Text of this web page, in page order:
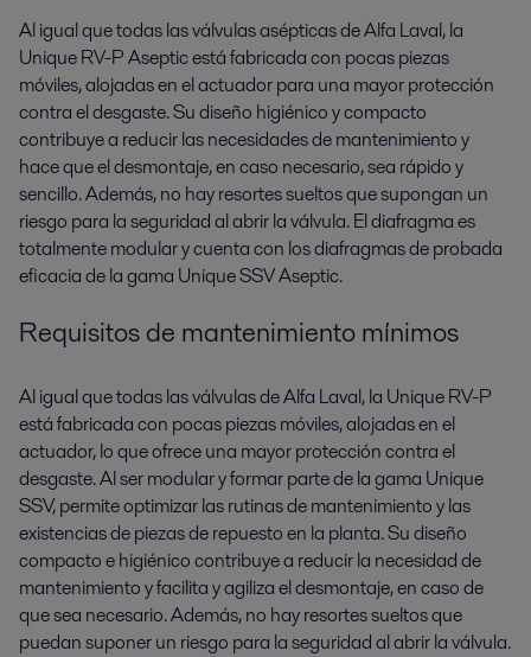
Al igual que todas las válvulas asépticas de Alfa Laval, la
Unique RV-P Aseptic está fabricada con pocas piezas
móviles, alojadas en el actuador para una mayor protección
contra el desgaste. Su diseño higiénico y compacto
contribuye a reducir las necesidades de mantenimiento y
hace que el desmontaje, en caso necesario, sea rápido y
sencillo. Además, no hay resortes sueltos que supongan un
riesgo para la seguridad al abrir la válvula. El diafragma es
totalmente modular y cuenta con los diafragmas de probada
eficacia de la gama Unique SSV Aseptic.
Requisitos de mantenimiento mínimos
Al igual que todas las válvulas de Alfa Laval, la Unique RV-P
está fabricada con pocas piezas móviles, alojadas en el
actuador, lo que ofrece una mayor protección contra el
desgaste. Al ser modular y formar parte de la gama Unique
SSV, permite optimizar las rutinas de mantenimiento y las
existencias de piezas de repuesto en la planta. Su diseño
compacto e higiénico contribuye a reducir la necesidad de
mantenimiento y facilita y agiliza el desmontaje, en caso de
que sea necesario. Además, no hay resortes sueltos que
puedan suponer un riesgo para la seguridad al abrir la válvula.